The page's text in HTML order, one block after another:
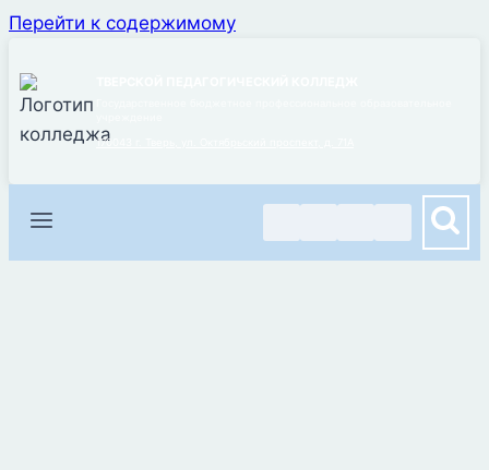
Перейти к содержимому
170043 г. Тверь, ул. Октябрьский проспект, д. 71А